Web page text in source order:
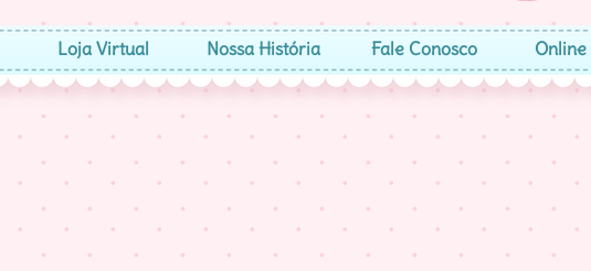
Loja Virtual Nossa História Fale Conosco